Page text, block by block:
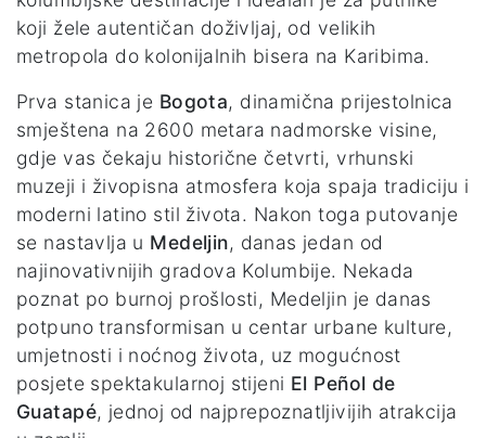
koji žele autentičan doživljaj, od velikih
metropola do kolonijalnih bisera na Karibima.
Prva stanica je Bogota, dinamična prijestolnica
smještena na 2600 metara nadmorske visine,
gdje vas čekaju historične četvrti, vrhunski
muzeji i živopisna atmosfera koja spaja tradiciju i
moderni latino stil života. Nakon toga putovanje
se nastavlja u Medeljin, danas jedan od
najinovativnijih gradova Kolumbije. Nekada
poznat po burnoj prošlosti, Medeljin je danas
potpuno transformisan u centar urbane kulture,
umjetnosti i noćnog života, uz mogućnost
posjete spektakularnoj stijeni El Peñol de
Guatapé, jednoj od najprepoznatljivijih atrakcija